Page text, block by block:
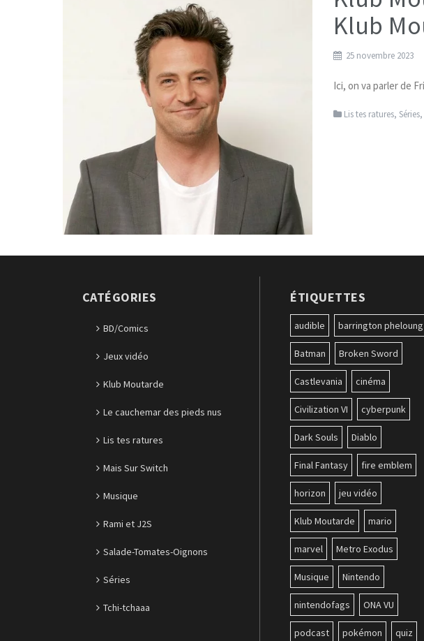
Klub
25 novembre 2023
Ici, on va parler de
Lis tes ratures, Séries,
CATÉGORIES
BD/Comics
Jeux vidéo
Klub Moutarde
Le cauchemar des pieds nus
Lis tes ratures
Mais Sur Switch
Musique
Rami et J2S
Salade-Tomates-Oignons
Séries
Tchi-tchaaa
ÉTIQUETTES
audible barrington pheloung
Batman Broken Sword
Castlevania cinéma
Civilization VI cyberpunk
Dark Souls Diablo
Final Fantasy fire emblem
horizon jeu vidéo
Klub Moutarde mario
marvel Metro Exodus
Musique Nintendo
nintendofags ONA VU
podcast pokémon quiz